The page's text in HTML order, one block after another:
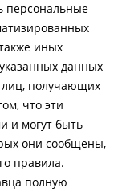
персональные
иных
данных
лиц, получающих
что эти
и могут быть
они сообщены,
правила.
полную